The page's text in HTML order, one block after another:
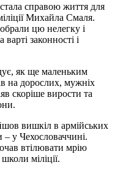
справою життя для
Михайла Смаля.
цю нелегку і
законності і
як ще маленьким
на дорослих, мужніх
скоріше вирости та
вишкіл в армійських
– у Чехословаччині.
втілювати мрію
міліції.